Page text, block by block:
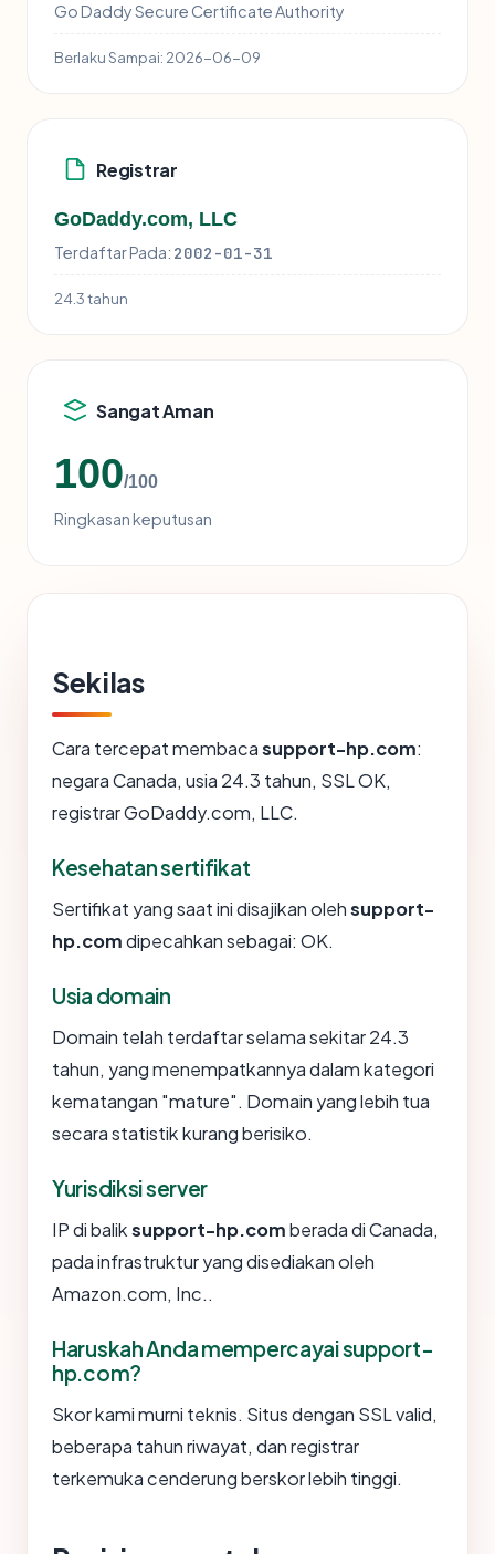
Go Daddy Secure Certificate Authority
Berlaku Sampai: 2026-06-09
Registrar
GoDaddy.com, LLC
Terdaftar Pada: 2002-01-31
24.3 tahun
Sangat Aman
100/100
Ringkasan keputusan
Sekilas
Cara tercepat membacasupport-hp.com:
negara Canada, usia 24.3 tahun, SSL OK,
registrar GoDaddy.com, LLC.
Kesehatan sertifikat
Sertifikat yang saat ini disajikan olehsupport-
hp.comdipecahkan sebagai: OK.
Usia domain
Domain telah terdaftar selama sekitar 24.3
tahun, yang menempatkannya dalam kategori
kematangan "mature". Domain yang lebih tua
secara statistik kurang berisiko.
Yurisdiksi server
IP di baliksupport-hp.comberada di Canada,
pada infrastruktur yang disediakan oleh
Amazon.com, Inc..
Haruskah Anda mempercayai support-
hp.com?
Skor kami murni teknis. Situs dengan SSL valid,
beberapa tahun riwayat, dan registrar
terkemuka cenderung berskor lebih tinggi.